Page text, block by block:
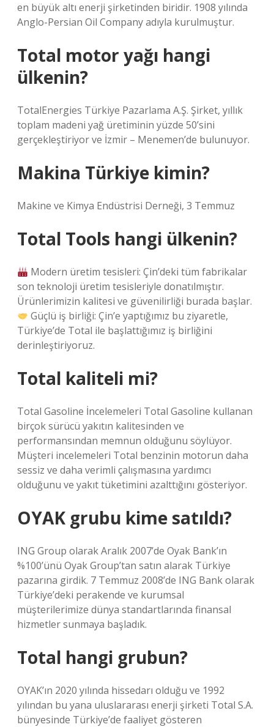
en büyük altı enerji şirketinden biridir. 1908 yılında
Anglo-Persian Oil Company adıyla kurulmuştur.
Total motor yağı hangi
ülkenin?
TotalEnergies Türkiye Pazarlama A.Ş. Şirket, yıllık
toplam madeni yağ üretiminin yüzde 50’sini
gerçekleştiriyor ve İzmir – Menemen’de bulunuyor.
Makina Türkiye kimin?
Makine ve Kimya Endüstrisi Derneği, 3 Temmuz
Total Tools hangi ülkenin?
Modern üretim tesisleri: Çin’deki tüm fabrikalar
son teknoloji üretim tesisleriyle donatılmıştır.
Ürünlerimizin kalitesi ve güvenilirliği burada başlar.
Güçlü iş birliği: Çin’e yaptığımız bu ziyaretle,
Türkiye’de Total ile başlattığımız iş birliğini
derinleştiriyoruz.
Total kaliteli mi?
Total Gasoline İncelemeleri Total Gasoline kullanan
birçok sürücü yakıtın kalitesinden ve
performansından memnun olduğunu söylüyor.
Müşteri incelemeleri Total benzinin motorun daha
sessiz ve daha verimli çalışmasına yardımcı
olduğunu ve yakıt tüketimini azalttığını gösteriyor.
OYAK grubu kime satıldı?
ING Group olarak Aralık 2007’de Oyak Bank’ın
%100’ünü Oyak Group’tan satın alarak Türkiye
pazarına girdik. 7 Temmuz 2008’de ING Bank olarak
Türkiye’deki perakende ve kurumsal
müşterilerimize dünya standartlarında finansal
hizmetler sunmaya başladık.
Total hangi grubun?
OYAK’ın 2020 yılında hissedarı olduğu ve 1992
yılından bu yana uluslararası enerji şirketi Total S.A.
bünyesinde Türkiye’de faaliyet gösteren